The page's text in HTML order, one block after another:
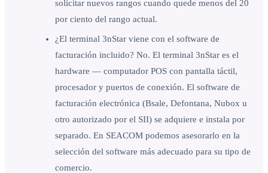
solicitar nuevos rangos cuando quede menos del 20
por ciento del rango actual.
¿El terminal 3nStar viene con el software de
facturación incluido? No. El terminal 3nStar es el
hardware — computador POS con pantalla táctil,
procesador y puertos de conexión. El software de
facturación electrónica (Bsale, Defontana, Nubox u
otro autorizado por el SII) se adquiere e instala por
separado. En SEACOM podemos asesorarlo en la
selección del software más adecuado para su tipo de
comercio.